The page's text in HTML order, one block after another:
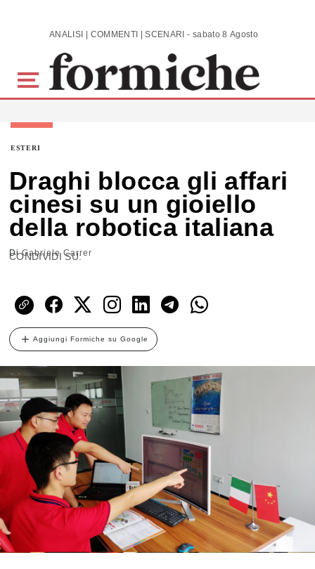
Skip to main content ANALISI | COMMENTI | SCENARI - sabato 8 Agosto 2026
ESTERI
Draghi blocca gli affari
cinesi su un gioiello
della robotica italiana
DiGabriele Carrer
CONDIVIDI SU:
Aggiungi Formiche su Google